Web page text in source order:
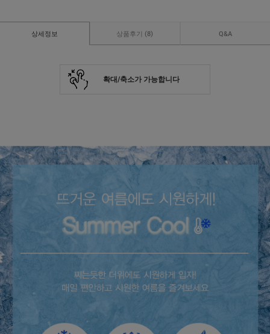
상세정보 상품후기 (8) Q&A
확대/축소가 가능합니다